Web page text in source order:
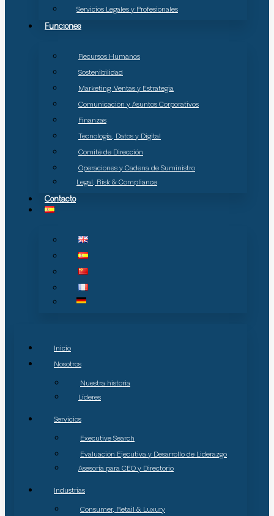
Servicios Legales y Profesionales
Funciones
Recursos Humanos
Sostenibilidad
Marketing, Ventas y Estrategia
Comunicación y Asuntos Corporativos
Finanzas
Tecnología, Datos y Digital
Comité de Dirección
Operaciones y Cadena de Suministro
Legal, Risk & Compliance
Contacto
Inicio
Nosotros
Nuestra historia
Líderes
Servicios
Executive Search
Evaluación Ejecutiva y Desarrollo de Liderazgo
Asesoría para CEO y Directorio
Industrias
Consumer, Retail & Luxury